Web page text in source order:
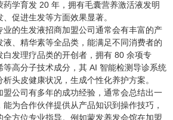
学育发 20 年，拥有毛囊营养激活液发明
促进生发等方面效果显著。
业的生发液招商加盟公司通常会有丰富的产
、精华素等全品类，能满足不同消费者的
白发理疗品类的开创者，拥有 80 余项专
高分子技术成分，其 AI 智能检测导诊系统
头皮健康状况，生成个性化养护方案。
盟公司有多年的成功经验，通常会总结出一
为合作伙伴提供从产品知识到操作技巧，
全方位专业指导。例如蒙发养发会馆在加盟